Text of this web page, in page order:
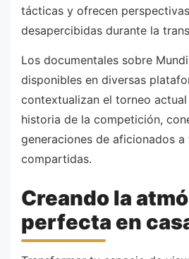
tácticas y ofrecen
desapercibidas durante la
Los documentales sobre
disponibles en diversas
contextualizan el torneo
historia de la competición,
generaciones de aficionados
compartidas.
Creando la
perfecta en